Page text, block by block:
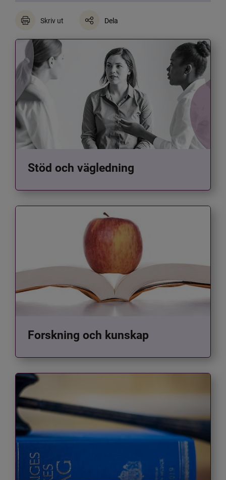
Skriv ut Dela
Stöd och vägledning
Forskning och kunskap